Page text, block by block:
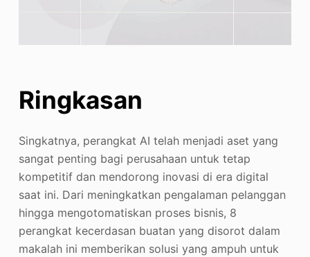
Ringkasan
Singkatnya, perangkat AI telah menjadi aset yang
sangat penting bagi perusahaan untuk tetap
kompetitif dan mendorong inovasi di era digital
saat ini. Dari meningkatkan pengalaman pelanggan
hingga mengotomatiskan proses bisnis, 8
perangkat kecerdasan buatan yang disorot dalam
makalah ini memberikan solusi yang ampuh untuk